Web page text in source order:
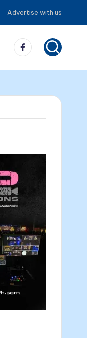
Advertise with us
Facebook